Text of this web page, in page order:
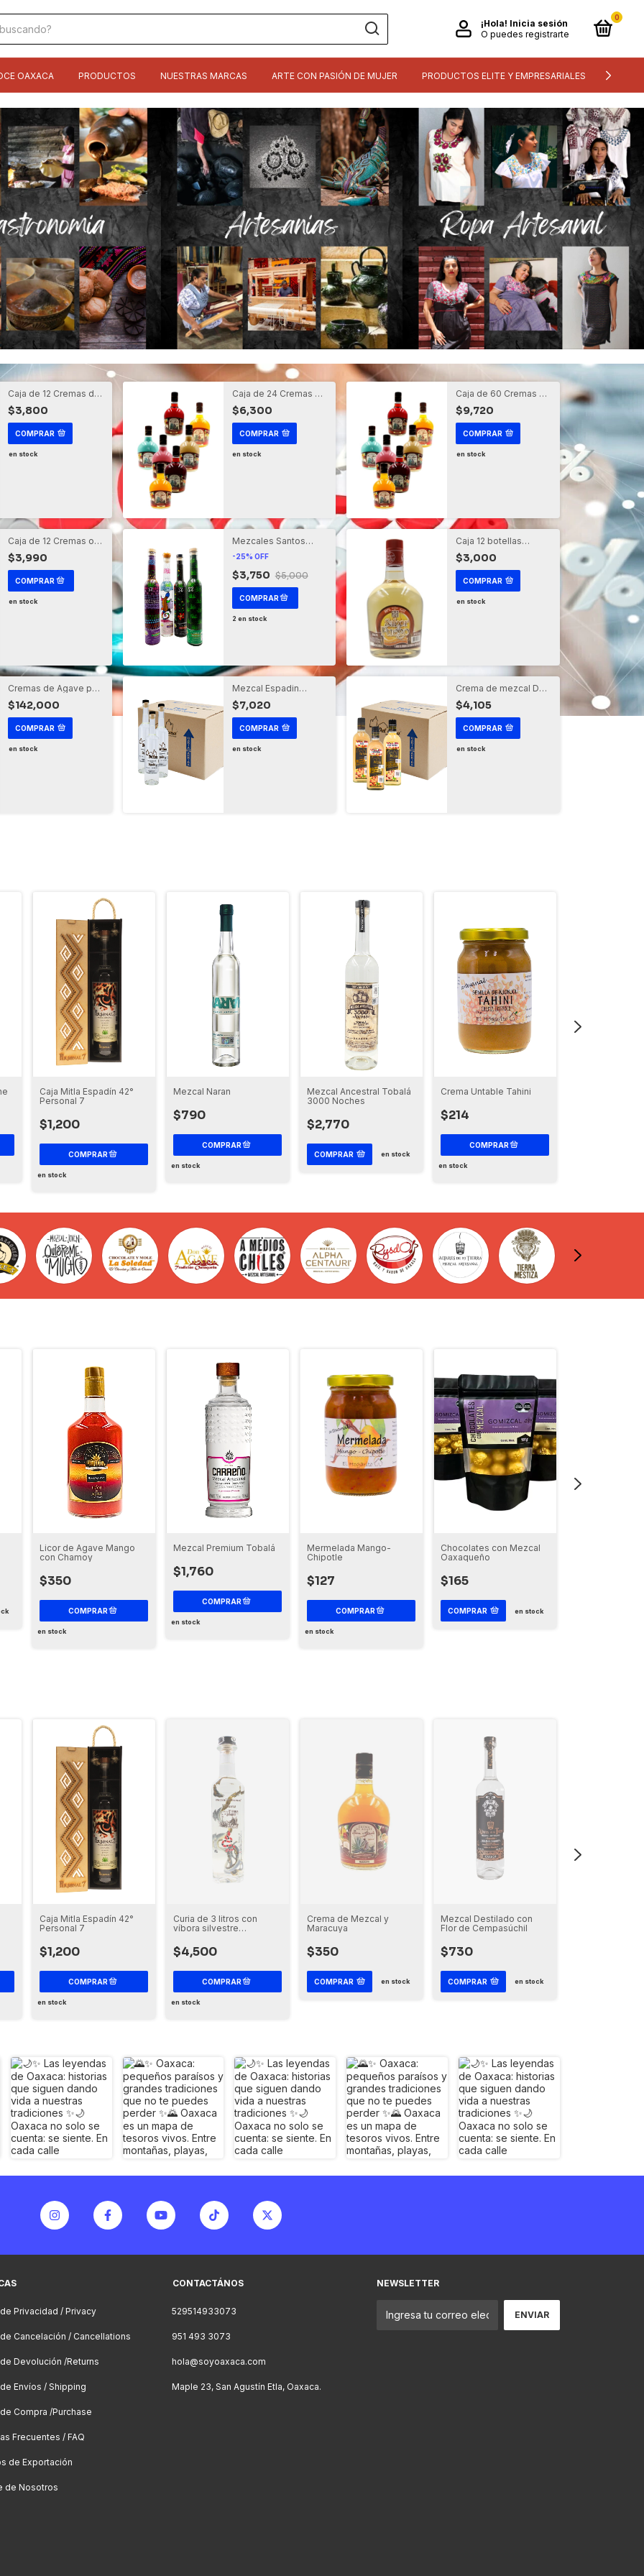
¡Hola! Inicia sesión
O puedes registrarte
0
OAXACA PRODUCTOS NUESTRAS MARCAS ARTE CON PASIÓN DE MUJER PRODUCTOS ELITE Y EMPRESARIALES
Caja de 12 Cremas de
Agave (750 ml)
$3,800
COMPRAR
en stock
Caja de 24 Cremas de
Agave (375ml)
$6,300
COMPRAR
en stock
Caja de 60 Cremas de
Agave (50ml)
$9,720
COMPRAR
en stock
Caja de 12 Cremas o
Licores de Agave
$3,990
en stock
Mezcales Santos
(Promo)
-25% OFF
$3,750 $5,000
2 en stock
Caja 12 botellas
Mezcal Pechuga de
Maguey
$3,000
COMPRAR
en stock
Cremas de Agave por
Tarima
$142,000
COMPRAR
en stock
Mezcal Espadin
Joven 750 ml por caja
$7,020
COMPRAR
en stock
Crema de mezcal Del
Cura
$4,105
COMPRAR
en stock
Caja Mitla Espadín 42°
Personal 7
$1,200
en stock
Mezcal Naran
$790
en stock
Mezcal Ancestral Tobalá
3000 Noches
$2,770
COMPRAR en stock
Crema Untable Tahini
$214
en stock
Licor de Agave Mango
con Chamoy
$350
en stock
Mezcal Premium Tobalá
$1,760
en stock
Mermelada Mango-
Chipotle
$127
en stock
Chocolates con Mezcal
Oaxaqueño
$165
COMPRAR en stock
Caja Mitla Espadín 42°
Personal 7
$1,200
en stock
Curia de 3 litros con
víbora silvestre
$4,500
en stock
Crema de Mezcal y
Maracuya
$350
COMPRAR en stock
Mezcal Destilado con
Flor de Cempasúchil
$730
COMPRAR en stock
Privacidad / Privacy
Cancelación / Cancellations
Devolución /Returns
Envíos / Shipping
Compra /Purchase
Frecuentes / FAQ
de Exportación
de Nosotros
CONTACTÁNOS
529514933073
951 493 3073
hola@soyoaxaca.com
Maple 23, San Agustín Etla, Oaxaca.
NEWSLETTER